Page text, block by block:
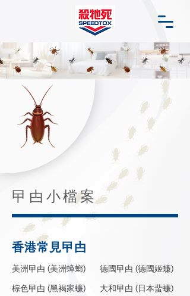
曱甴小檔案
香港常見曱甴
美洲曱甴 (美洲蟑螂)
棕色曱甴 (黑褐家蠊)
德國曱甴 (德國姬蠊)
大和曱甴 (日本蜚蠊)